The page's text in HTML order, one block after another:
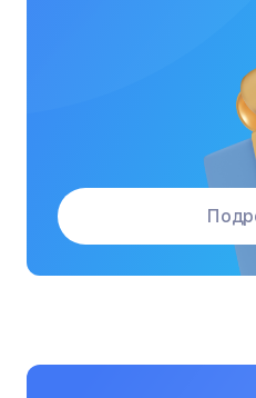
Микроволновые печи
Морозильные камеры